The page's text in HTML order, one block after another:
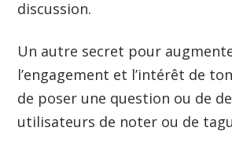
discussion.
Un autre secret pour
l’engagement et l’intérêt de
de poser une question ou de
utilisateurs de noter ou de